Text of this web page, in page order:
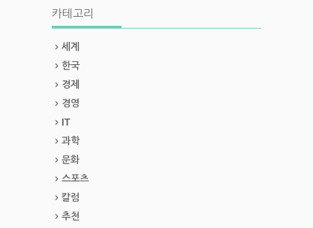
카테고리
세계
한국
경제
경영
IT
과학
문화
스포츠
칼럼
추천